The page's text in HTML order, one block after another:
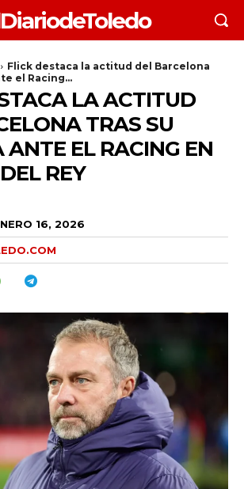
Flick destaca la actitud del Barcelona
el Racing...
LA ACTITUD
TRAS SU
ANTE EL RACING EN
REY
16, 2026